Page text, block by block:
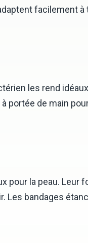
facilement
les rend
portée de main
pour la peau. Leur
Les bandages